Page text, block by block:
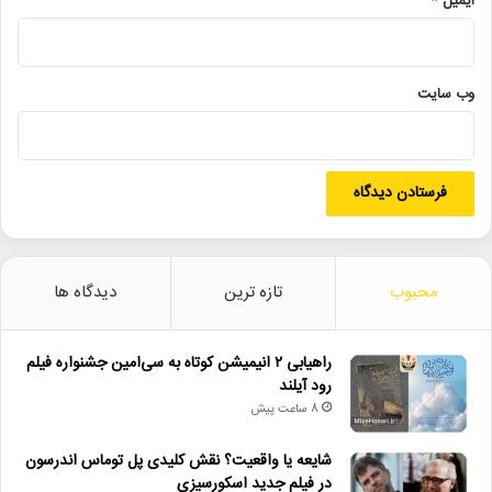
استان‌ها از بخش‌های جنبی جشنواره هنرهای نمایشی کانون به شمار
نوزدهمین جشنواره ملی هنرهای نمایشی کانون پرورش فکری کودکان
پیشتر فرهاد فلاح معاون فرهنگی و رییس جشنواره هنرهای نمایشی
کانون در حکم‌های جداگانه‌ای سارا روستاپور را به عنوان دبیر و فاطمه
میرمحمدصادقی رییس گروه هنرهای نمایشی مدیریت آفرینش‌های
ادبی و هنری کانون را به عنوان مدیر اجرایی نوزدهمین دوره این رویداد
هنری منصوب کرده بود
لینک خبر
وب‌ سایت
محبوب تازه ترین دیدگاه ها
راهیابی ۲ انیمیشن کوتاه به سی‌امین جشنواره فیلم
رود آیلند
8 ساعت پیش
شایعه یا واقعیت؟ نقش کلیدی پل توماس اندرسون
در فیلم جدید اسکورسیزی